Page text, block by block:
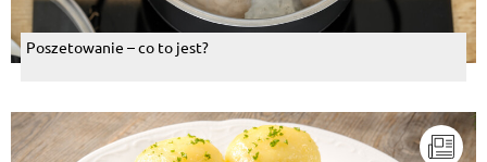
Poszetowanie – co to jest?